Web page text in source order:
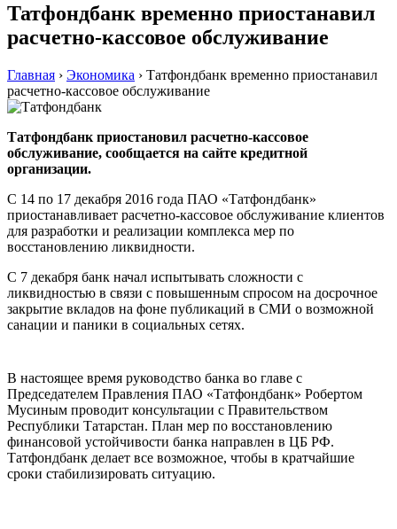
Татфондбанк временно приостанавил
расчетно-кассовое обслуживание
Главная › Экономика › Татфондбанк временно приостанавил
расчетно-кассовое обслуживание
Татфондбанк приостановил расчетно-кассовое
обслуживание, сообщается на сайте кредитной
организации.
С 14 по 17 декабря 2016 года ПАО «Татфондбанк»
приостанавливает расчетно-кассовое обслуживание клиентов
для разработки и реализации комплекса мер по
восстановлению ликвидности.
С 7 декабря банк начал испытывать сложности с
ликвидностью в связи с повышенным спросом на досрочное
закрытие вкладов на фоне публикаций в СМИ о возможной
санации и паники в социальных сетях.
В настоящее время руководство банка во главе с
Председателем Правления ПАО «Татфондбанк» Робертом
Мусиным проводит консультации с Правительством
Республики Татарстан. План мер по восстановлению
финансовой устойчивости банка направлен в ЦБ РФ.
Татфондбанк делает все возможное, чтобы в кратчайшие
сроки стабилизировать ситуацию.